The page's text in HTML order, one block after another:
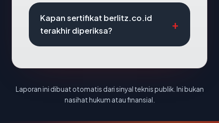
Kapan sertifikat berlitz.co.id
terakhir diperiksa?
Laporan ini dibuat otomatis dari sinyal teknis publik. Ini bukan
nasihat hukum atau finansial.